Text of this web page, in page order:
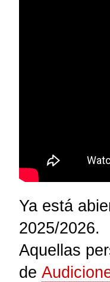
Ya está
2025/2026.
Aquellas
de